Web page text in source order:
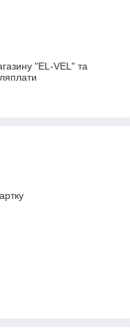
"EL-VEL" та